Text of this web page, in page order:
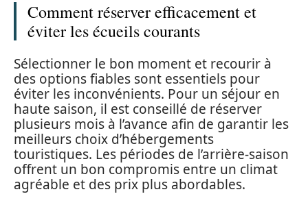
Comment réserver efficacement et
éviter les écueils courants
Sélectionner le bon moment et recourir à
des options fiables sont essentiels pour
éviter les inconvénients. Pour un séjour en
haute saison, il est conseillé de réserver
plusieurs mois à l’avance afin de garantir les
meilleurs choix d’hébergements
touristiques. Les périodes de l’arrière-saison
offrent un bon compromis entre un climat
agréable et des prix plus abordables.